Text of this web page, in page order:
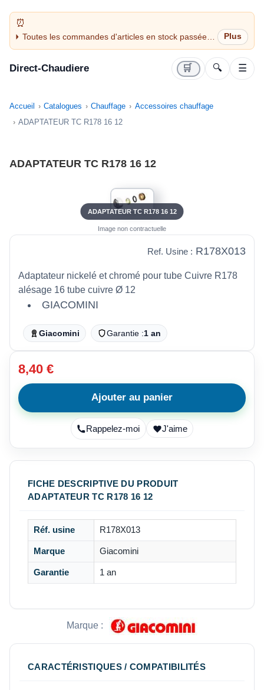
Toutes les commandes d'articles en stock passées
avant 14H sont expédiées le jour même (jours
Direct-Chaudiere 🛒 🔍 ☰
Accueil Catalogues Chauffage
Accessoires chauffage
ADAPTATEUR TC R178 16 12
ADAPTATEUR TC R178 16 12
ADAPTATEUR TC R178 16 12
Image non contractuelle
Ref. Usine : R178X013
Adaptateur nickelé et chromé pour tube Cuivre R178
alésage 16 tube cuivre Ø 12
GIACOMINI
Giacomini Garantie :1 an
8,40 €
Ajouter au panier
Rappelez-moi J'aime
FICHE DESCRIPTIVE DU PRODUIT
ADAPTATEUR TC R178 16 12
Réf. usine R178X013
Marque Giacomini
Garantie 1 an
Marque :
CARACTÉRISTIQUES / COMPATIBILITÉS